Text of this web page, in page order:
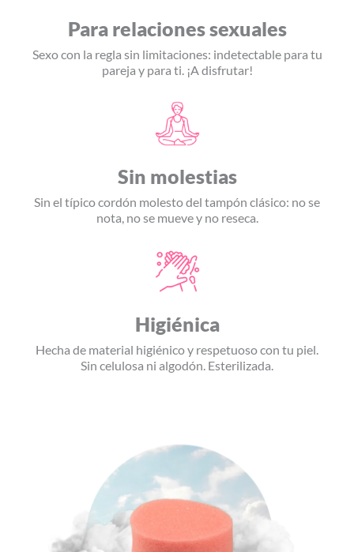
Para relaciones sexuales
Sexo con la regla sin limitaciones: indetectable para tu
pareja y para ti. ¡A disfrutar!
Sin molestias
Sin el típico cordón molesto del tampón clásico: no se
nota, no se mueve y no reseca.
Higiénica
Hecha de material higiénico y respetuoso con tu piel.
Sin celulosa ni algodón. Esterilizada.